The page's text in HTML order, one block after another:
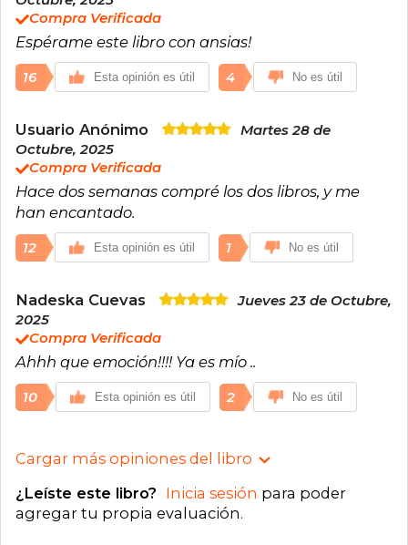
Compra Verificada
Espérame este libro con ansias!
16 Esta opinión es útil 4 No es útil
Usuario Anónimo
Martes 28 de
Octubre, 2025
Compra Verificada
Hace dos semanas compré los dos libros, y me
han encantado.
12 Esta opinión es útil 1 No es útil
Nadeska Cuevas
Jueves 23 de Octubre,
2025
Compra Verificada
Ahhh que emoción!!!! Ya es mío ..
10 Esta opinión es útil 2 No es útil
Cargar más opiniones del libro
¿Leíste este libro? Inicia sesión para poder
agregar tu propia evaluación.